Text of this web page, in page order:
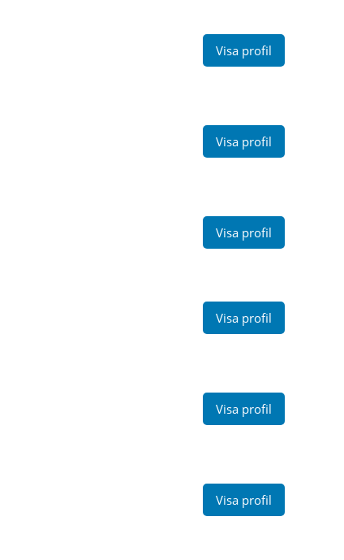
Visa profil
Visa profil
Visa profil
Visa profil
Visa profil
Visa profil